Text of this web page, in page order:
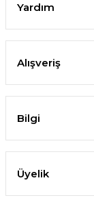
Yardım
Alışveriş
Bilgi
Üyelik